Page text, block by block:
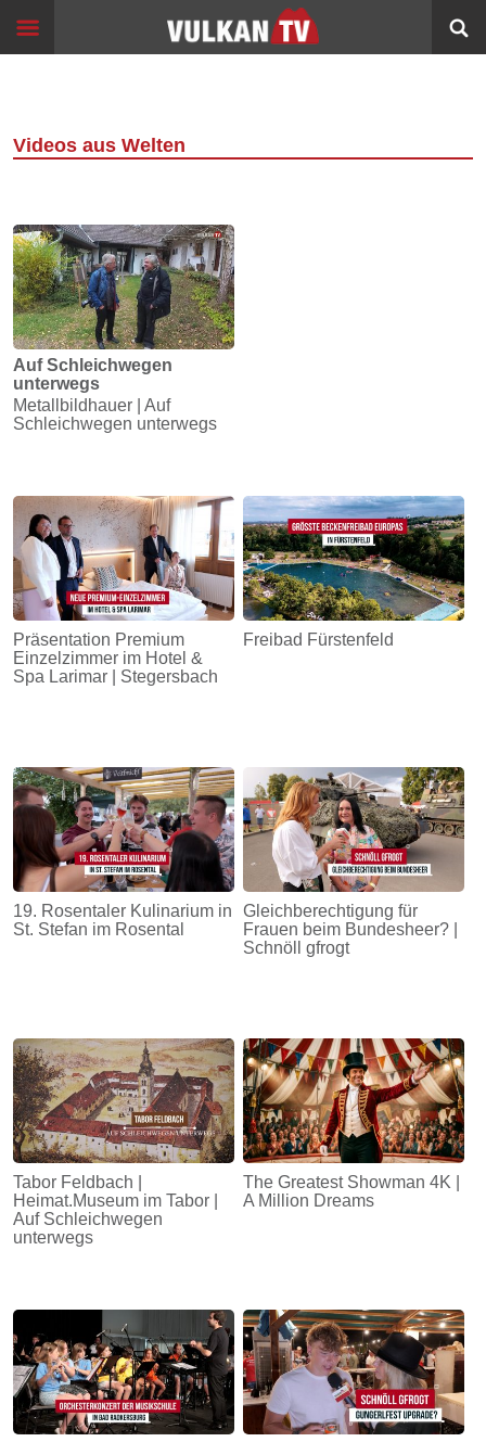
content
Start
Filme
360°
VR
Sport
Info
Alltagsgeschichten
Energie
Schnöll
gfrogt
Zonen
Podcast
Videos aus Welten
Auf Schleichwegen
unterwegs
Metallbildhauer | Auf
Schleichwegen unterwegs
Präsentation Premium
Einzelzimmer im Hotel &
Spa Larimar | Stegersbach
Freibad Fürstenfeld
19. Rosentaler Kulinarium in
St. Stefan im Rosental
Gleichberechtigung für
Frauen beim Bundesheer? |
Schnöll gfrogt
Tabor Feldbach |
Heimat.Museum im Tabor |
Auf Schleichwegen
unterwegs
The Greatest Showman 4K |
A Million Dreams